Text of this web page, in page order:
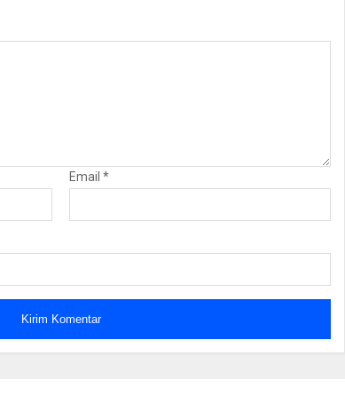
Email *